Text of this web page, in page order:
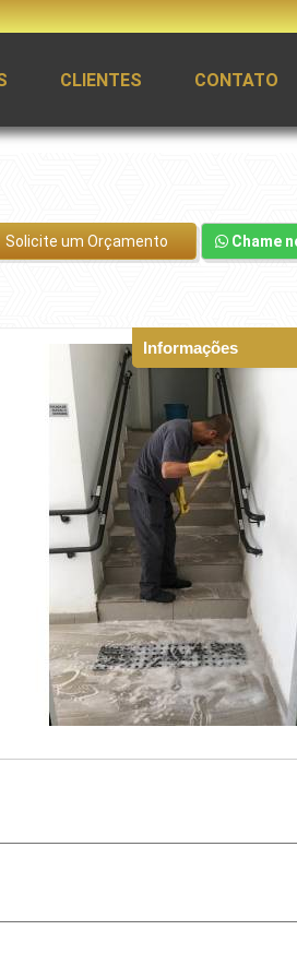
CLIENTES CONTATO
Solicite um Orçamento Chame
Informações